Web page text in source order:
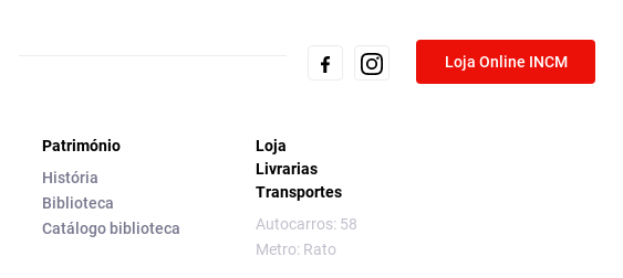
Loja Online INCM
Património
História
Biblioteca
Catálogo biblioteca
Loja
Livrarias
Transportes
Autocarros: 58
Metro: Rato